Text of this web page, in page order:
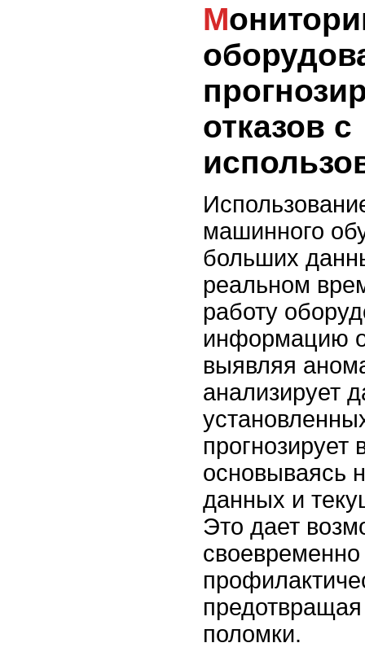
Мониторинг состояния
отказов с
машинного
больших
реальном
работу
информацию о
выявляя
анализирует
основываясь
данных и
Это дает
поломки.